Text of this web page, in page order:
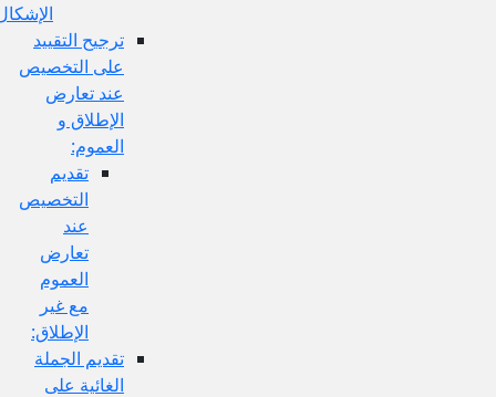
الإشكال:
ترجيح التقييد
على التخصيص
عند تعارض
الإطلاق و
العموم:
تقديم
التخصيص
تعارض
العموم
مع غير
الإطلاق:
تقديم الجملة
الغائية على